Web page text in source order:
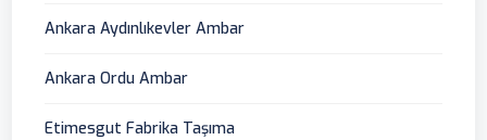
Ankara Aydınlıkevler Ambar
Ankara Ordu Ambar
Etimesgut Fabrika Taşıma